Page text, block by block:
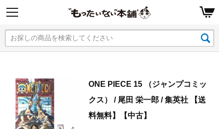
ONE PIECE 15 （ジャンプコミッ
クス） / 尾田 栄一郎 / 集英社 【送
料無料】【中古】